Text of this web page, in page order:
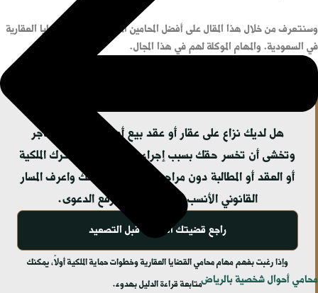
محامي أحوال شخصية بالرياض
وسنتعرف من خلال هذا المقال على أفضل المحامين المتخصصين في القضايا العقارية
في السعودية. والمهام الموكلة لهم في هذا المجال.
هل لديك نزاع على عقار أو عقد بيع أو مشكلة مع مستأجر
وتخشى أن تخسر حقك بسبب إجراء غير دقيق؟ لا تترك الملكية
أو العقد أو المطالبة دون مراجعة؛ رتّب مستنداتك واعرف المسار
القانوني الأنسب قبل التوقيع أو رفع الدعوى.
راجع قضيتك العقارية قبل التصعيد
وإذا رغبت بفهم مهام محامي القضايا العقارية وخطوات حماية الملكية أولاً، يمكنك
متابعة قراءة الدليل بهدوء.